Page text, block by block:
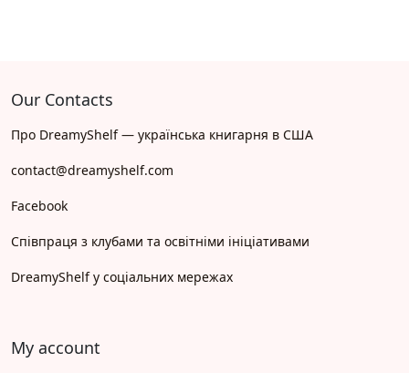
Our Contacts
Про DreamyShelf — українська книгарня в США
contact@dreamyshelf.com
Facebook
Співпраця з клубами та освітніми ініціативами
DreamyShelf у соціальних мережах
My account